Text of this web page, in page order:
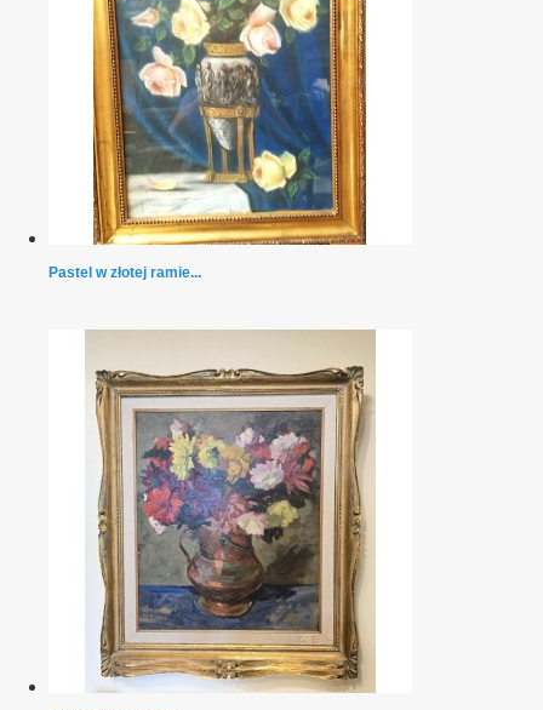
Pastel w złotej ramie...